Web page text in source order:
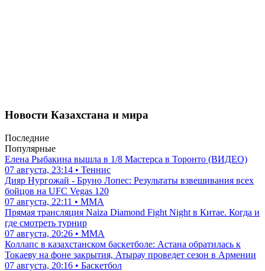
Новости Казахстана и мира
Последние
Популярные
Елена Рыбакина вышла в 1/8 Мастерса в Торонто (ВИДЕО)
07 августа, 23:14 • Теннис
Дияр Нургожай - Бруно Лопес: Результаты взвешивания всех
бойцов на UFC Vegas 120
07 августа, 22:11 • ММА
Прямая трансляция Naiza Diamond Fight Night в Китае. Когда и
где смотреть турнир
07 августа, 20:26 • ММА
Коллапс в казахстанском баскетболе: Астана обратилась к
Токаеву на фоне закрытия, Атырау проведет сезон в Армении
07 августа, 20:16 • Баскетбол